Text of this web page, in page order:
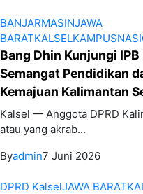
BANJARMASINJAWA
BARATKALSELKAMPUS
Bang Dhin Kunjungi
Semangat Pendidikan
Kemajuan Kalimantan
Kalsel — Anggota DPRD
atau yang akrab...
Byadmin7 Juni 2026
DPRD KalselJAWA BARAT